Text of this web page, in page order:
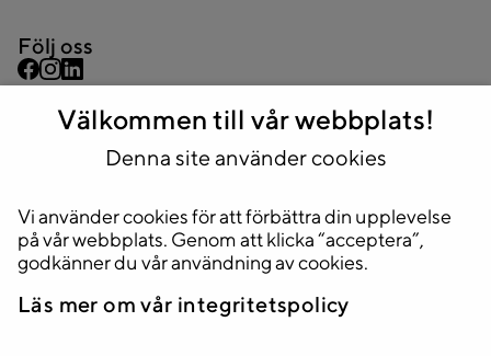
Följ oss
Kontakta oss
08 445 43 44
Adress
Huvudkontor
111 34 Stockholm
Välkommen till vår webbplats!
Denna site använder cookies
Vi använder cookies för att förbättra din upplevelse
på vår webbplats. Genom att klicka “acceptera”,
godkänner du vår användning av cookies.
Läs mer om vår integritetspolicy